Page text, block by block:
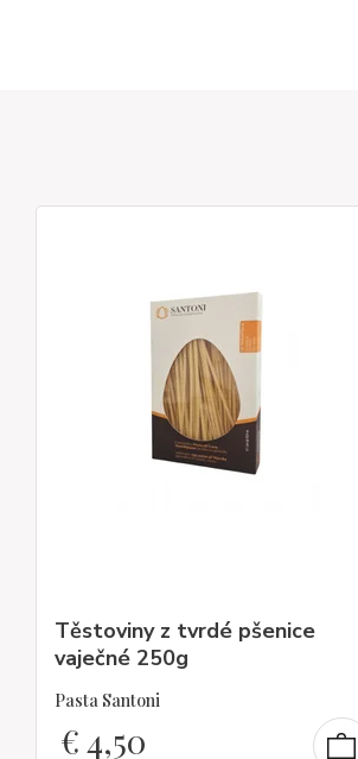
Těstoviny z tvrdé pšenice
vaječné 250g
Pasta Santoni
€4,50